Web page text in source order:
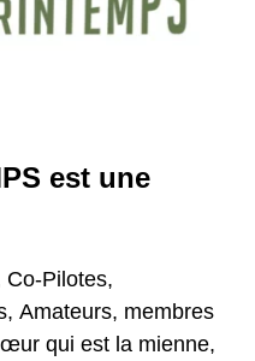
est une
Co-Pilotes,
Amateurs, membres
qui est la mienne,